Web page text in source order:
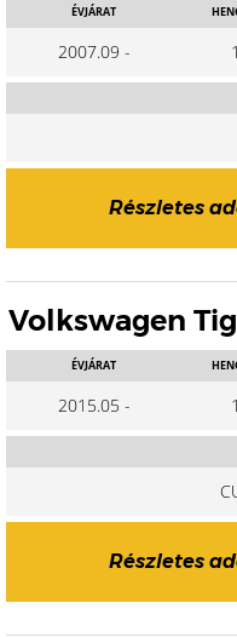
ÉVJÁRAT
2007.09 -
Részletes
Volkswagen
ÉVJÁRAT
2015.05 -
Részletes